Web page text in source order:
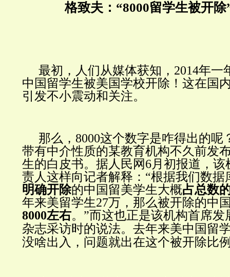
格致夫： “8000留学生被开
最初，人们从媒体获知，2014年一
中国留学生被美国学校开除！这在国
引发不小震动和关注。
那么，8000这个数字是咋得出的呢
带有中介性质的某教育机构不久前发
生的白皮书。据人民网6月初报道，
责人这样向记者解释：“根据我们数据
明确开除的中国留美学生大概占总数
年来美留学生27万，那么被开除的中
8000左右。”而这也正是该机构首席
杂志采访时的说法。 去年来美中国留
没啥出入，问题就出在这个被开除比